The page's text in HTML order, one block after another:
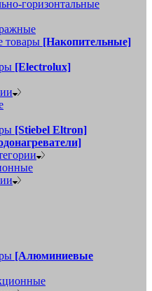
горизонтальные
товары [Накопительные]
[Electrolux]
[Stiebel Eltron]
[Алюминиевые